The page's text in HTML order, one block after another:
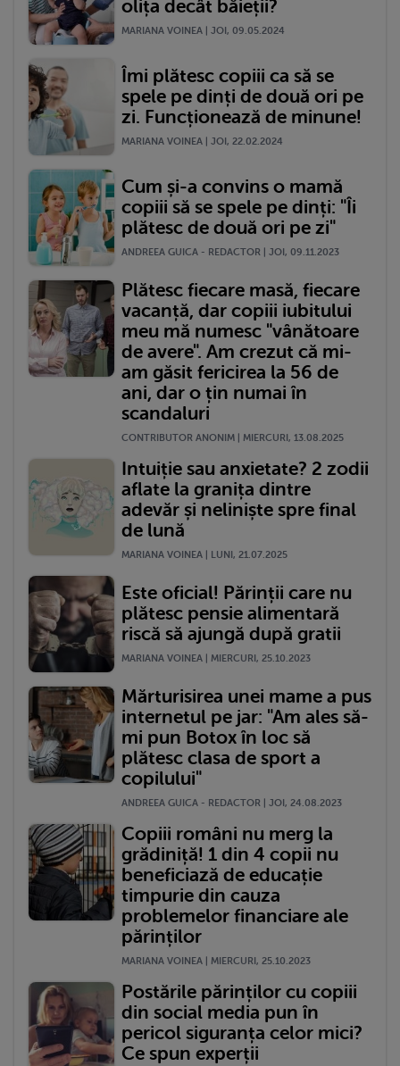
olița decât băieții?
MARIANA VOINEA | JOI, 09.05.2024
Îmi plătesc copiii ca să se
spele pe dinți de două ori pe
zi. Funcționează de minune!
MARIANA VOINEA | JOI, 22.02.2024
Cum și-a convins o mamă
copiii să se spele pe dinți: "Îi
plătesc de două ori pe zi"
ANDREEA GUICA - REDACTOR | JOI, 09.11.2023
Plătesc fiecare masă, fiecare
vacanță, dar copiii iubitului
meu mă numesc "vânătoare
de avere". Am crezut că mi-
am găsit fericirea la 56 de
ani, dar o țin numai în
scandaluri
CONTRIBUTOR ANONIM | MIERCURI, 13.08.2025
Intuiție sau anxietate? 2 zodii
aflate la granița dintre
adevăr și neliniște spre final
de lună
MARIANA VOINEA | LUNI, 21.07.2025
Este oficial! Părinții care nu
plătesc pensie alimentară
riscă să ajungă după gratii
MARIANA VOINEA | MIERCURI, 25.10.2023
Mărturisirea unei mame a pus
internetul pe jar: "Am ales să-
mi pun Botox în loc să
plătesc clasa de sport a
copilului"
ANDREEA GUICA - REDACTOR | JOI, 24.08.2023
Copiii români nu merg la
grădiniță! 1 din 4 copii nu
beneficiază de educație
timpurie din cauza
problemelor financiare ale
părinților
MARIANA VOINEA | MIERCURI, 25.10.2023
Postările părinților cu copiii
din social media pun în
pericol siguranța celor mici?
Ce spun experții